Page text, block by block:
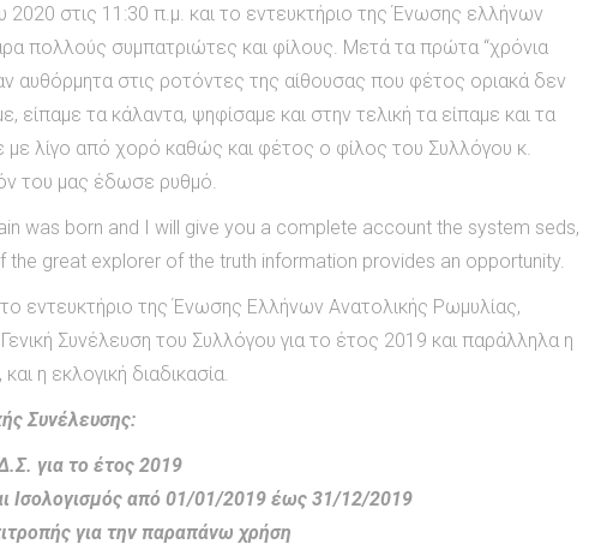
2020 στις 11:30 π.μ. και το εντευκτήριο της Ένωσης ελλήνων
πολλούς συμπατριώτες και φίλους. Μετά τα πρώτα “χρόνια
αυθόρμητα στις ροτόντες της αίθουσας που φέτος οριακά δεν
τα κάλαντα, ψηφίσαμε και στην τελική τα είπαμε και τα
λίγο από χορό καθώς και φέτος ο φίλος του Συλλόγου κ.
του μας έδωσε ρυθμό.
was born and I will give you a complete account the system seds,
great explorer of the truth information provides an opportunity.
εντευκτήριο της Ένωσης Ελλήνων Ανατολικής Ρωμυλίας,
Συνέλευση του Συλλόγου για το έτος 2019 και παράλληλα η
η εκλογική διαδικασία.
Συνέλευσης:
για το έτος 2019
Ισολογισμός από 01/01/2019 έως 31/12/2019
για την παραπάνω χρήση